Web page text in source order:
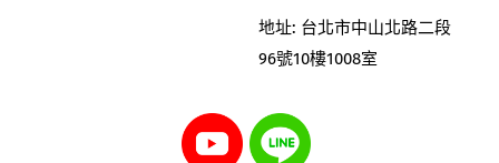
地址: 台北市中山北路二段
96號10樓1008室